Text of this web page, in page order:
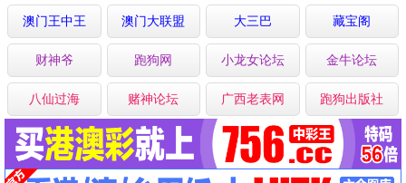
澳门王中王 澳门大联盟 大三巴 藏宝阁
财神爷 跑狗网 小龙女论坛 金牛论坛
八仙过海 赌神论坛 广西老表网 跑狗出版社